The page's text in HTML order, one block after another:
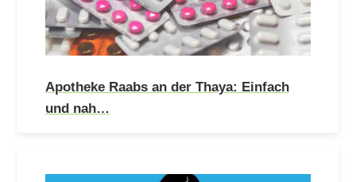
Apotheke Raabs an der Thaya: Einfach
und nah…